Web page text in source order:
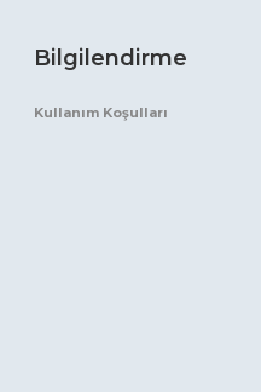
Bilgilendirme
Kullanım Koşulları